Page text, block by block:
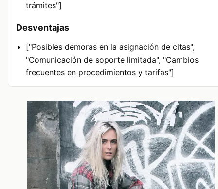
trámites"]
Desventajas
["Posibles demoras en la asignación de citas",
"Comunicación de soporte limitada", "Cambios
frecuentes en procedimientos y tarifas"]